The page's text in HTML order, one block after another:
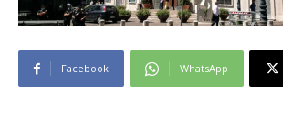
Facebook WhatsApp